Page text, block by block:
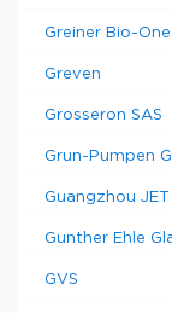
Greiner Bio-One
Greven
Grosseron SAS
Grun-Pumpen
Guangzhou
Gunther Ehle
GVS